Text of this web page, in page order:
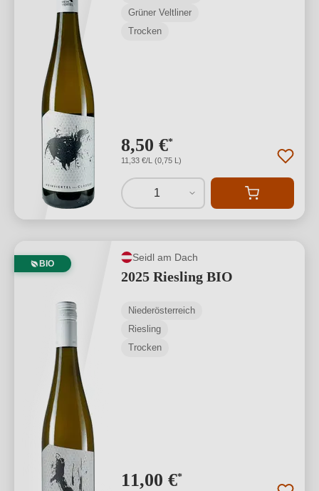
Grüner Veltliner
Trocken
8,50 €*
11,33 €/L (0,75 L)
1
BIO
Seidl am Dach
2025 Riesling BIO
Niederösterreich
Riesling
Trocken
11,00 €*